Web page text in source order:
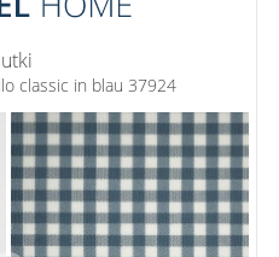
classic in blau 37924